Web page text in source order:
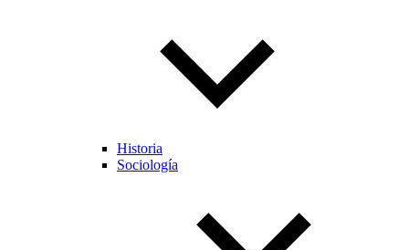
Historia
Sociología